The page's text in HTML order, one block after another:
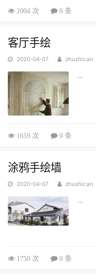
2004 次 0 条
客厅手绘
2020-04-07 zhushican
...
1659 次 0 条
涂鸦手绘墙
2020-04-07 zhushican
...
1750 次 0 条